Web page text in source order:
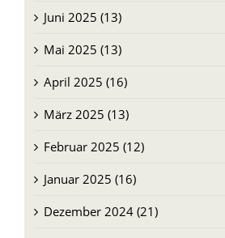
Juni 2025 (13)
Mai 2025 (13)
April 2025 (16)
März 2025 (13)
Februar 2025 (12)
Januar 2025 (16)
Dezember 2024 (21)